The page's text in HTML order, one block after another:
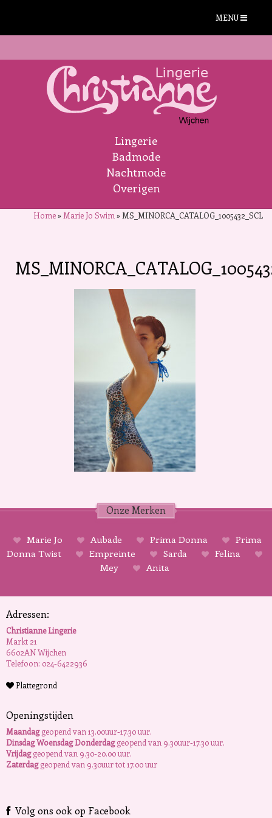
MENU
Lingerie
Badmode
Nachtmode
Overigen
Home» Marie Jo Swim » MS_MINORCA_CATALOG_1005432_SCL
Onze Merken
Marie Jo Aubade Prima Donna
Prima
Donna Twist
Empreinte Sarda
Felina
Mey
Anita
Adressen:
Christianne Lingerie
Markt 21
6602AN Wijchen
Telefoon: 024-6422936
Plattegrond
Openingstijden
Maandaggeopend van 13.00uur-17.30 uur.
Dinsdag Woensdag Donderdaggeopend van 9.30uur-17.30 uur.
Vrijdaggeopend van 9.30-20.00 uur.
Zaterdaggeopend van 9.30uur tot 17.00 uur
Volg ons ook op Facebook